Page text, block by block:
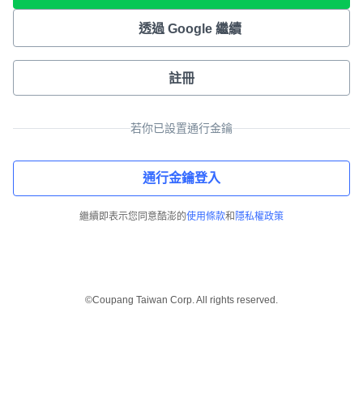
透過 Google 繼續
註冊
若你已設置通行金鑰
通行金鑰登入
繼續即表示您同意酷澎的使用條款和 隱私權政策
©Coupang Taiwan Corp. All rights reserved.